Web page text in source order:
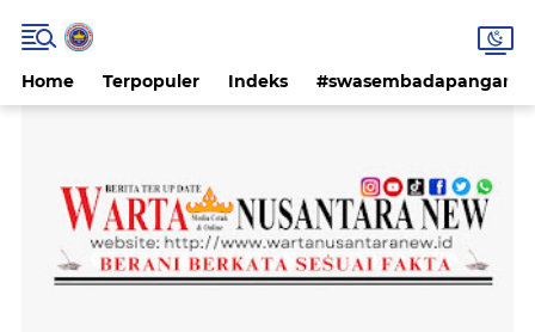
Home Terpopuler Indeks #swasembadapangan